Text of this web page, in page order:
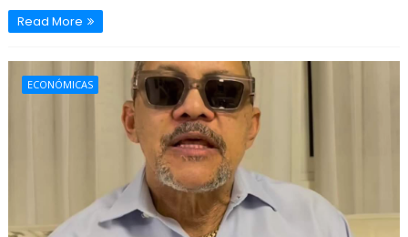
Read More
ECONÓMICAS